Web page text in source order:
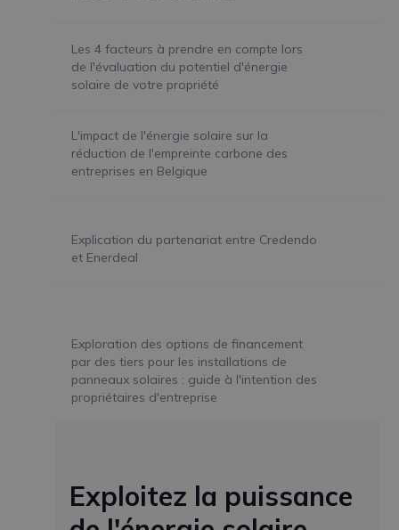
Les 4 facteurs à prendre en compte lors
de l'évaluation du potentiel d'énergie
solaire de votre propriété
L'impact de l'énergie solaire sur la
réduction de l'empreinte carbone des
entreprises en Belgique
Explication du partenariat entre Credendo
et Enerdeal
Exploration des options de financement
par des tiers pour les installations de
panneaux solaires : guide à l'intention des
propriétaires d'entreprise
Exploitez la puissance